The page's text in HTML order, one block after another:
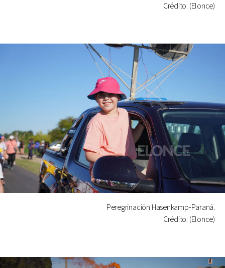
Crédito: (Elonce)
Peregrinación Hasenkamp-Paraná.
Crédito: (Elonce)